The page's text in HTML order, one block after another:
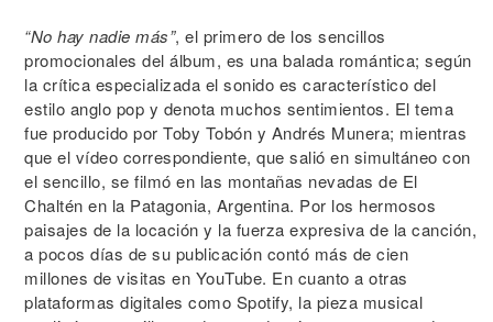
“No hay nadie más”, el primero de los sencillos
promocionales del álbum, es una balada romántica; según
la crítica especializada el sonido es característico del
estilo anglo pop y denota muchos sentimientos. El tema
fue producido por Toby Tobón y Andrés Munera; mientras
que el vídeo correspondiente, que salió en simultáneo con
el sencillo, se filmó en las montañas nevadas de El
Chaltén en la Patagonia, Argentina. Por los hermosos
paisajes de la locación y la fuerza expresiva de la canción,
a pocos días de su publicación contó más de cien
millones de visitas en YouTube. En cuanto a otras
plataformas digitales como Spotify, la pieza musical